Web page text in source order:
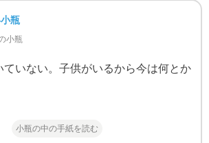
瓶
小瓶
ていない。子供がいるから今は何とか
小瓶の中の手紙を読む